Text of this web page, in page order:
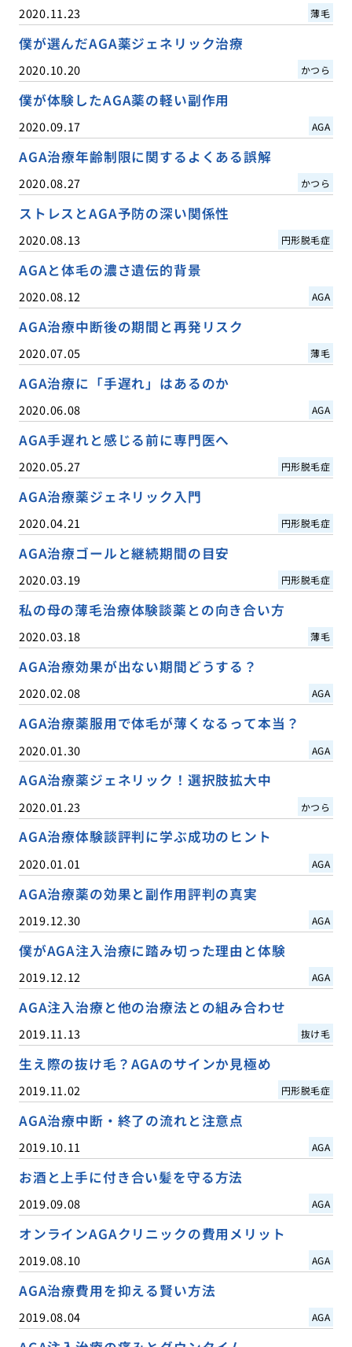
2020.11.23 薄毛
僕が選んだAGA薬ジェネリック治療
2020.10.20 かつら
僕が体験したAGA薬の軽い副作用
2020.09.17 AGA
AGA治療年齢制限に関するよくある誤解
2020.08.27 かつら
ストレスとAGA予防の深い関係性
2020.08.13 円形脱毛症
AGAと体毛の濃さ遺伝的背景
2020.08.12 AGA
AGA治療中断後の期間と再発リスク
2020.07.05 薄毛
AGA治療に「手遅れ」はあるのか
2020.06.08 AGA
AGA手遅れと感じる前に専門医へ
2020.05.27 円形脱毛症
AGA治療薬ジェネリック入門
2020.04.21 円形脱毛症
AGA治療ゴールと継続期間の目安
2020.03.19 円形脱毛症
私の母の薄毛治療体験談薬との向き合い方
2020.03.18 薄毛
AGA治療効果が出ない期間どうする？
2020.02.08 AGA
AGA治療薬服用で体毛が薄くなるって本当？
2020.01.30 AGA
AGA治療薬ジェネリック！選択肢拡大中
2020.01.23 かつら
AGA治療体験談評判に学ぶ成功のヒント
2020.01.01 AGA
AGA治療薬の効果と副作用評判の真実
2019.12.30 AGA
僕がAGA注入治療に踏み切った理由と体験
2019.12.12 AGA
AGA注入治療と他の治療法との組み合わせ
2019.11.13 抜け毛
生え際の抜け毛？AGAのサインか見極め
2019.11.02 円形脱毛症
AGA治療中断・終了の流れと注意点
2019.10.11 AGA
お酒と上手に付き合い髪を守る方法
2019.09.08 AGA
オンラインAGAクリニックの費用メリット
2019.08.10 AGA
AGA治療費用を抑える賢い方法
2019.08.04 AGA